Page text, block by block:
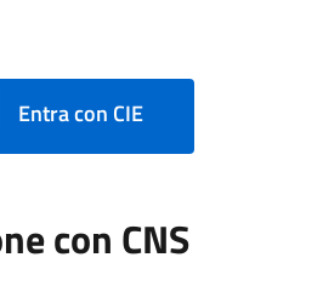
Entra con CIE
con CNS